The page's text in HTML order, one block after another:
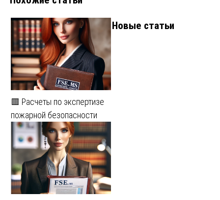
записям
🟥 Расчеты по экспертизе
пожарной безопасности
Новые статьи